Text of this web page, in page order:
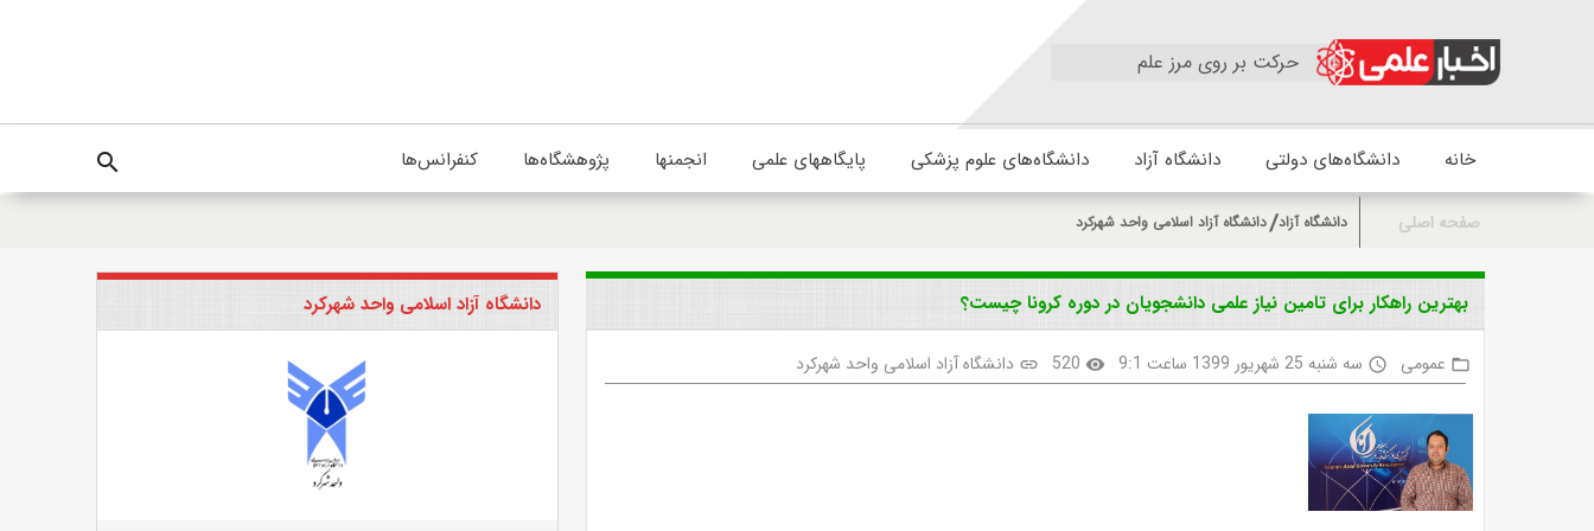
حرکت بر روی مرز علم
خانه دانشگاه‌های دولتی دانشگاه آزاد دانشگاه‌های علوم پزشکی پایگاههای علمی انجمنها پژوهشگاه‌ها کنفرانس‌ها search
صفحه اصلی دانشگاه آزاد دانشگاه آزاد اسلامی واحد شهرکرد
بهترین راهکار برای تامین نیاز علمی دانشجویان در دوره کرونا چیست؟
folder_open عمومی access_time سه شنبه 25 شهریور 1399 ساعت 9:1 visibility
520
link دانشگاه آزاد اسلامی واحد شهرکرد
دانشگاه آزاد اسلامی واحد شهرکرد